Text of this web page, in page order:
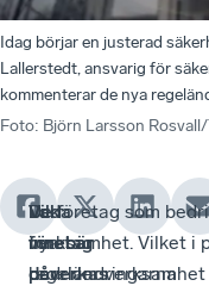
Idag börjar en justerad
Lallerstedt, ansvarig för
kommenterar de nya
Foto: Björn Larsson
Vad
innebär
de
De
nya
regeländringarna
Vilka
företag
påverkas
De företag som
verksamhet. Vilket i
bedriver